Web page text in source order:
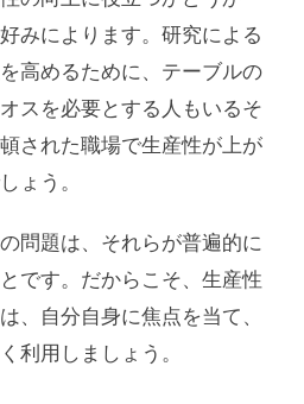
みによります。研究による
高めるために、テーブルの
スを必要とする人もいるそ
された職場で生産性が上が
ょう。
問題は、それらが普遍的に
です。だからこそ、生産性
、自分自身に焦点を当て、
利用しましょう。